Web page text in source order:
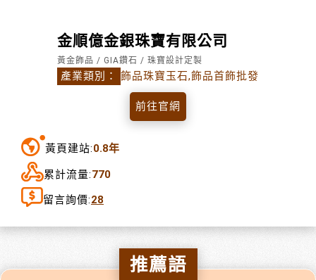
金順億金銀珠寶有限公司
黃金飾品 / GIA鑽石 / 珠寶設計定製
產業類別： 飾品珠寶玉石,飾品首飾批發
前往官網
黃頁建站:0.8年
累計流量:770
留言詢價:28
推薦語